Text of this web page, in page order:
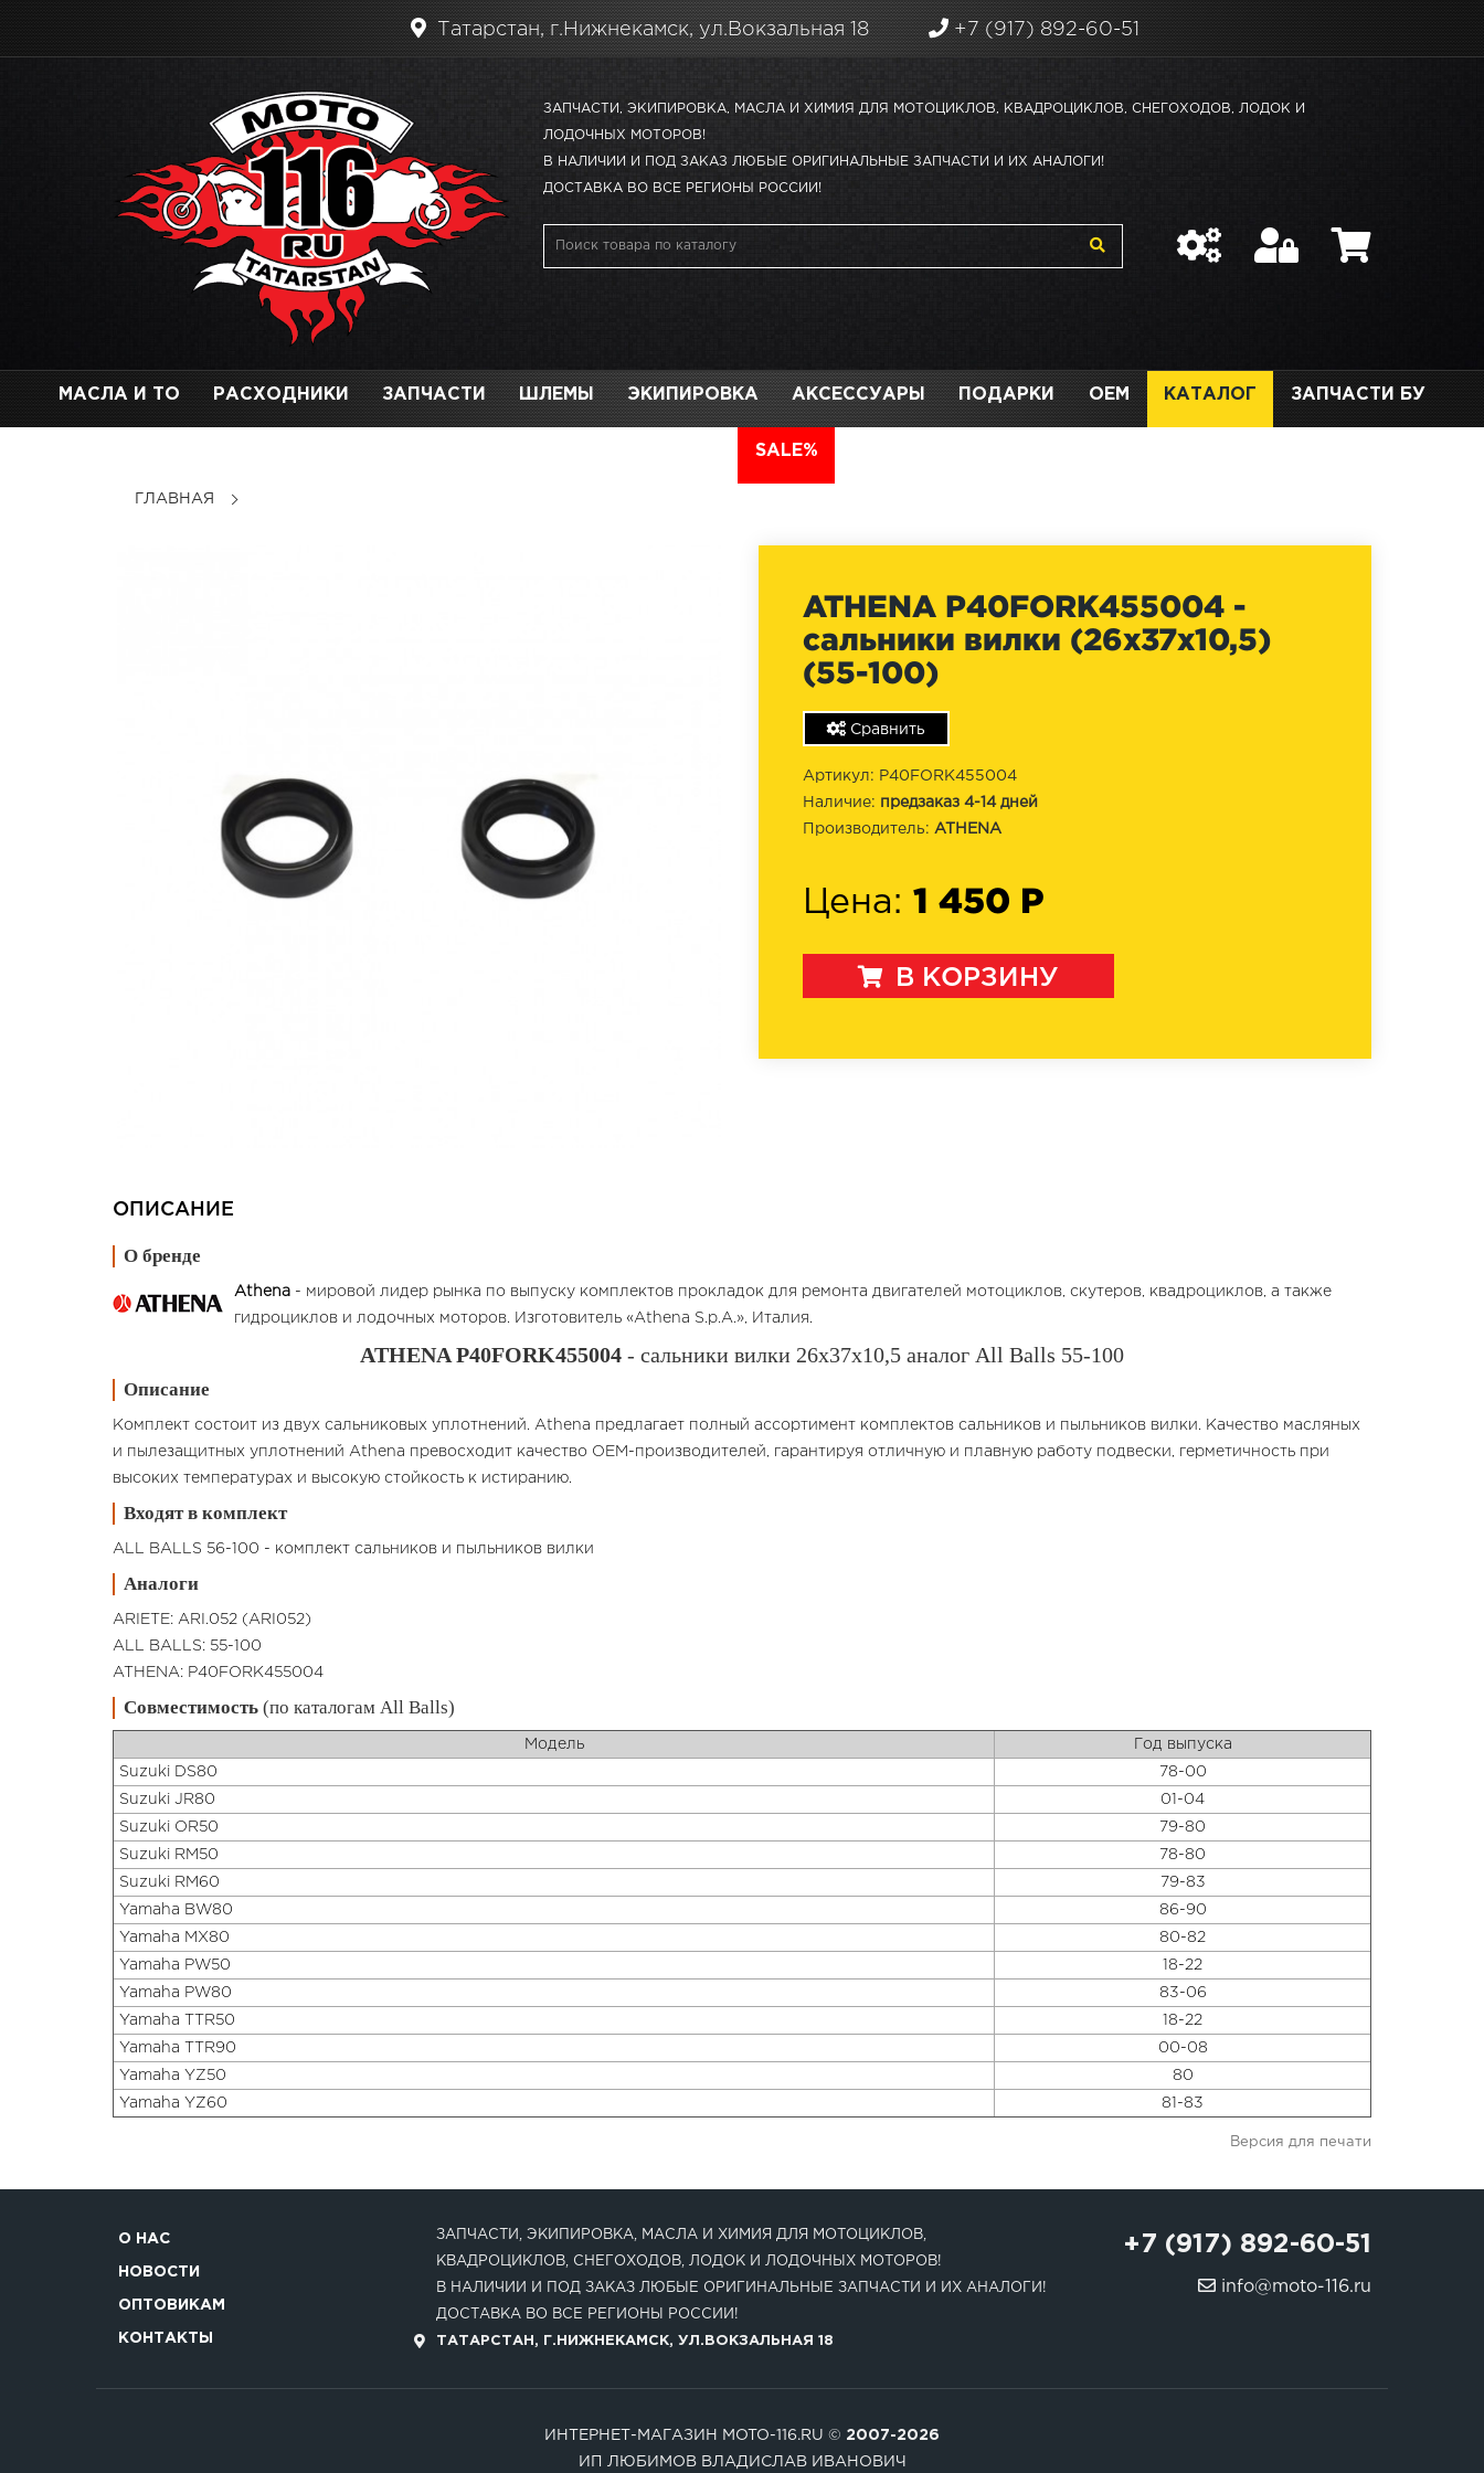
Татарстан, г.Нижнекамск, ул.Вокзальная 18 +7 (917) 892-60-51
ЗАПЧАСТИ, ЭКИПИРОВКА, МАСЛА И ХИМИЯ ДЛЯ МОТОЦИКЛОВ, КВАДРОЦИКЛОВ, СНЕГОХОДОВ, ЛОДОК И
ЛОДОЧНЫХ МОТОРОВ!
В НАЛИЧИИ И ПОД ЗАКАЗ ЛЮБЫЕ ОРИГИНАЛЬНЫЕ ЗАПЧАСТИ И ИХ АНАЛОГИ!
ДОСТАВКА ВО ВСЕ РЕГИОНЫ РОССИИ!
МАСЛА И ТО РАСХОДНИКИ ЗАПЧАСТИ ШЛЕМЫ ЭКИПИРОВКА АКСЕССУАРЫ ПОДАРКИ OEM КАТАЛОГ ЗАПЧАСТИ БУ
SALE%
ГЛАВНАЯ
ATHENA P40FORK455004 -
сальники вилки (26x37x10,5)
(55-100)
Сравнить
Артикул: P40FORK455004
Наличие: предзаказ 4-14 дней
Производитель: ATHENA
Цена: 1 450 Р
В КОРЗИНУ
ОПИСАНИЕ
О бренде
Athena - мировой лидер рынка по выпуску комплектов прокладок для ремонта двигателей мотоциклов, скутеров, квадроциклов, а также
гидроциклов и лодочных моторов. Изготовитель «Athena S.p.A.», Италия.
ATHENA P40FORK455004 - сальники вилки 26x37x10,5 аналог All Balls 55-100
Описание
Комплект состоит из двух сальниковых уплотнений. Athena предлагает полный ассортимент комплектов сальников и пыльников вилки. Качество масляных
и пылезащитных уплотнений Athena превосходит качество OEM-производителей, гарантируя отличную и плавную работу подвески, герметичность при
высоких температурах и высокую стойкость к истиранию.
Входят в комплект
ALL BALLS 56-100 - комплект сальников и пыльников вилки
Аналоги
ARIETE: ARI.052 (ARI052)
ALL BALLS: 55-100
ATHENA: P40FORK455004
Совместимость (по каталогам All Balls)
Модель Год выпуска
Suzuki DS80 78-00
Suzuki JR80 01-04
Suzuki OR50 79-80
Suzuki RM50 78-80
Suzuki RM60 79-83
Yamaha BW80 86-90
Yamaha MX80 80-82
Yamaha PW50 18-22
Yamaha PW80 83-06
Yamaha TTR50 18-22
Yamaha TTR90 00-08
Yamaha YZ50 80
Yamaha YZ60 81-83
Версия для печати
О НАС
НОВОСТИ
ОПТОВИКАМ
КОНТАКТЫ
ЗАПЧАСТИ, ЭКИПИРОВКА, МАСЛА И ХИМИЯ ДЛЯ МОТОЦИКЛОВ,
КВАДРОЦИКЛОВ, СНЕГОХОДОВ, ЛОДОК И ЛОДОЧНЫХ МОТОРОВ!
В НАЛИЧИИ И ПОД ЗАКАЗ ЛЮБЫЕ ОРИГИНАЛЬНЫЕ ЗАПЧАСТИ И ИХ АНАЛОГИ!
ДОСТАВКА ВО ВСЕ РЕГИОНЫ РОССИИ!
ТАТАРСТАН, Г.НИЖНЕКАМСК, УЛ.ВОКЗАЛЬНАЯ 18
+7 (917) 892-60-51
info@moto-116.ru
ИНТЕРНЕТ-МАГАЗИН MOTO-116.RU © 2007-2026
ИП ЛЮБИМОВ ВЛАДИСЛАВ ИВАНОВИЧ